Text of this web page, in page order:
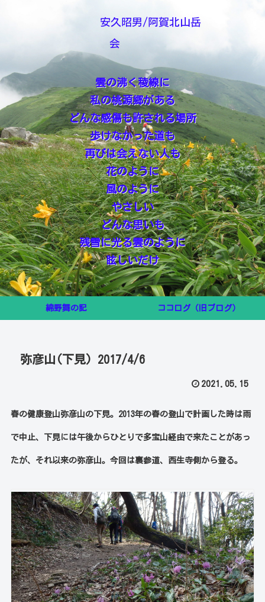
安久昭男/阿賀北山岳
会
雲の沸く稜線に
私の桃源郷がある
どんな感傷も許される場所
歩けなかった道も
再びは会えない人も
花のように
風のように
やさしい
どんな思いも
残雪に光る雲のように
眩しいだけ
綿野舞の記 ココログ（旧ブログ）
弥彦山(下見) 2017/4/6
2021.05.15
春の健康登山弥彦山の下見。2013年の春の登山で計画した時は雨
で中止、下見には午後からひとりで多宝山経由で来たことがあっ
たが、それ以来の弥彦山。今回は裏参道、西生寺側から登る。